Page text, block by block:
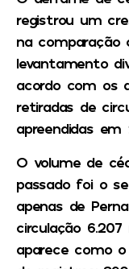
registrou um
na comparação
levantamento
acordo com os
retiradas de
apreendidas em
O volume de
passado foi o
apenas de
circulação
aparece como